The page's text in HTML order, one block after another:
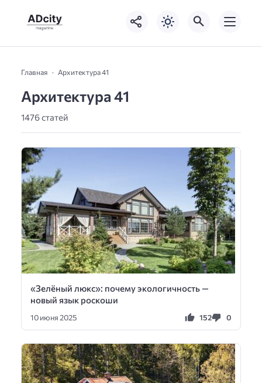
Главная Архитектура 41
Архитектура 41
1476 статей
«Зелёный люкс»: почему экологичность —
новый язык роскоши
10 июня 2025 152 0